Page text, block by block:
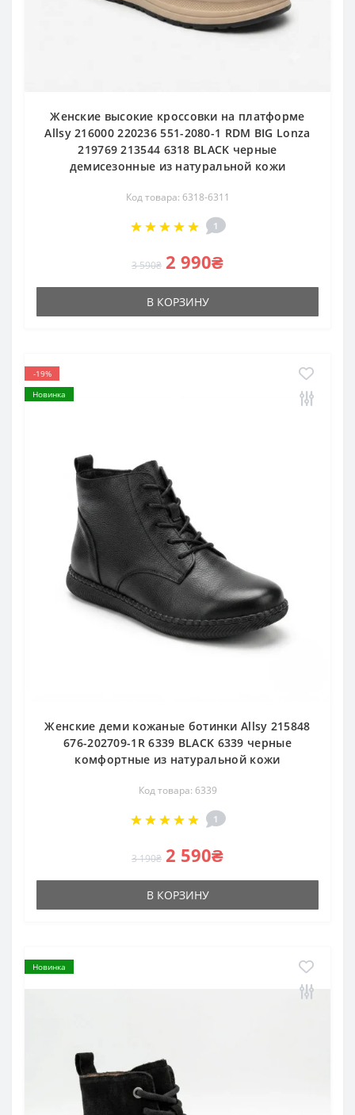
Женские высокие кроссовки на платформе
Allsy 216000 220236 551-2080-1 RDM BIG Lonza
219769 213544 6318 BLACK черные
демисезонные из натуральной кожи
Код товара: 6318-6311
1
3 590₴ 2 990₴
В КОРЗИНУ
-19%
Новинка
Женские деми кожаные ботинки Allsy 215848
676-202709-1R 6339 BLACK 6339 черные
комфортные из натуральной кожи
Код товара: 6339
1
3 190₴ 2 590₴
В КОРЗИНУ
Новинка